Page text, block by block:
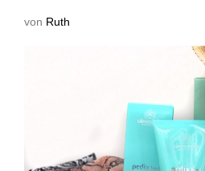
von Ruth